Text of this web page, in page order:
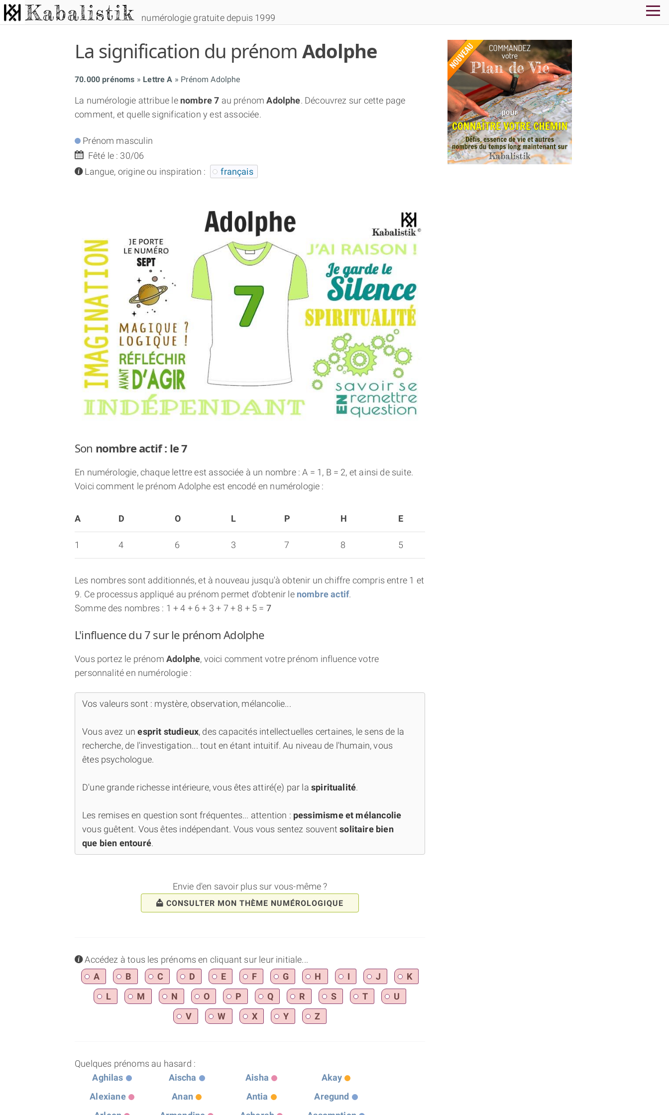
numérologie gratuite depuis 1999
La signification du prénomAdolphe
70.000 prénoms Lettre A Prénom Adolphe
La numérologie attribue le nombre 7 au prénomAdolphe. Découvrez sur cette page
comment, et quelle signification y est associée.
Prénom masculin
Fêté le : 30/06
infoLangue, origine ou inspiration : français
Son nombre actif : le 7
En numérologie, chaque lettre est associée à un nombre : A = 1, B = 2, et ainsi de suite.
Voici comment le prénom Adolphe est encodé en numérologie :
A D O L P H E
1 4 6 3 7 8 5
Les nombres sont additionnés, et à nouveau jusqu'à obtenir un chiffre compris entre 1 et
9. Ce processus appliqué au prénom permet d'obtenir le nombre actif.
Somme des nombres : 1 + 4 + 6 + 3 + 7 + 8 + 5 = 7
L'influence du 7 sur le prénom Adolphe
Vous portez le prénomAdolphe, voici comment votre prénom influence votre
personnalité en numérologie :
Vos valeurs sont : mystère, observation, mélancolie...
Vous avez unesprit studieux, des capacités intellectuelles certaines, le sens de la
recherche, de l'investigation... tout en étant intuitif. Au niveau de l'humain, vous
êtes psychologue.
D'une grande richesse intérieure, vous êtes attiré(e) par laspiritualité.
Les remises en question sont fréquentes... attention : pessimisme et mélancolie
vous guêtent. Vous êtes indépendant. Vous vous sentez souventsolitaire bien
que bien entouré.
Envie d'en savoir plus sur vous-même ?
CONSULTER MON THÈME NUMÉROLOGIQUE
infoAccédez à tous les prénoms en cliquant sur leur initiale...
A
B C D E F G H I J
K
L
M N O P Q R S T
U
V
W X Y Z
Quelques prénoms au hasard :
Aghilas
Aischa Aisha
Akay
Alexiane
Anan Antia
Aregund
THÈME « DOUBLE JE »
APPRENDRE LA NUMÉROLOGIE
EXPLORER LA NUMÉROLOGIE
70.000 PRÉNOMS
(À PROPOS)